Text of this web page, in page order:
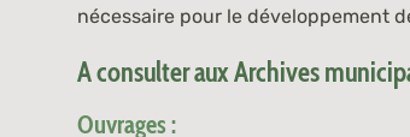
nécessaire pour le développement
A consulter aux Archives
Ouvrages :